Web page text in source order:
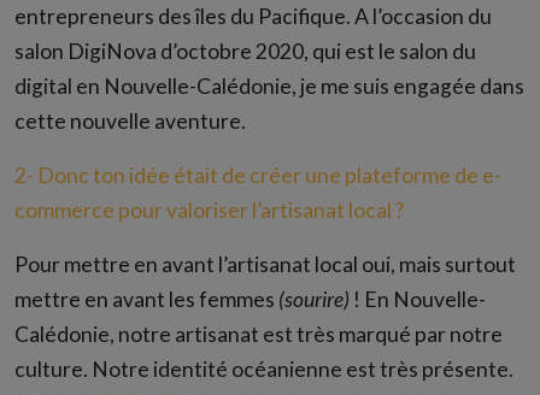
entrepreneurs des îles du Pacifique. A l’occasion du
salon DigiNova d’octobre 2020, qui est le salon du
digital en Nouvelle-Calédonie, je me suis engagée dans
cette nouvelle aventure.
2- Donc ton idée était de créer une plateforme de e-
commerce pour valoriser l’artisanat local ?
Pour mettre en avant l’artisanat local oui, mais surtout
mettre en avant les femmes (sourire) ! En Nouvelle-
Calédonie, notre artisanat est très marqué par notre
culture. Notre identité océanienne est très présente.